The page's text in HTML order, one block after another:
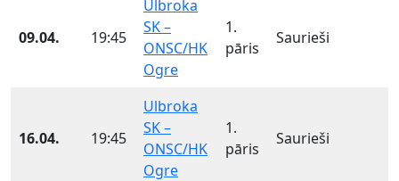
09.04. 19:45
Ulbroka
SK –
ONSC/HK
Ogre
1.
pāris
Saurieši
16.04. 19:45
Ulbroka
SK –
ONSC/HK
Ogre
1.
pāris
Saurieši